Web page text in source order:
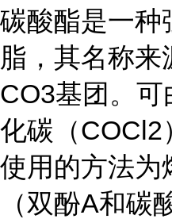
碳酸酯是一种
脂，其名称来
CO3基团。
化碳（COCl2
使用的方法为
（双酚A和碳